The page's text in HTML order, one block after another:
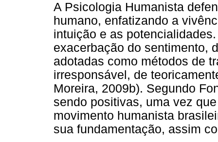
A Psicologia Humanista
humano, enfatizando a
intuição e as
exacerbação do sentimento,
adotadas como métodos de
irresponsável, de
Moreira, 2009b). Segundo
sendo positivas, uma vez
movimento humanista
sua fundamentação, assim